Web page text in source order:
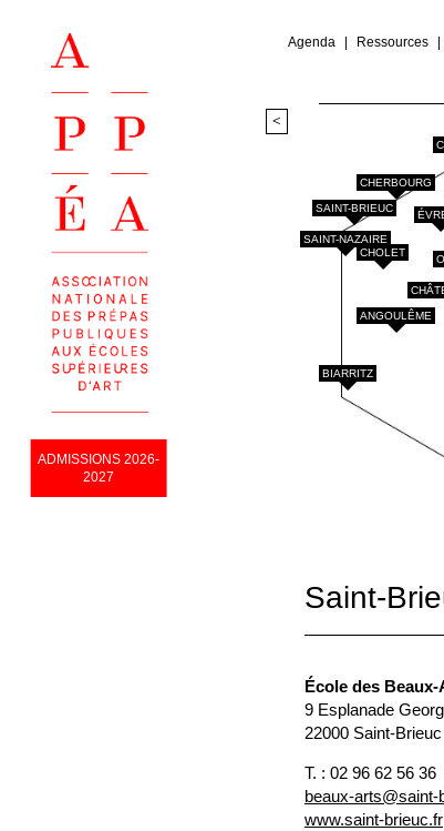
ADMISSIONS 2026-
2027
Agenda Ressources
<
ANGOULÊME
BIARRITZ
CHERBOURG
CHOLET
SAINT-BRIEUC
SAINT-NAZAIRE
Saint-
École des
9 Esplanade
22000 Saint-Brieuc
T. : 02 96 62 56 36
beaux-arts@saint-
www.saint-brieuc.fr